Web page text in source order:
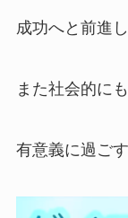
成功へと前進
また社会的に
有意義に過ご